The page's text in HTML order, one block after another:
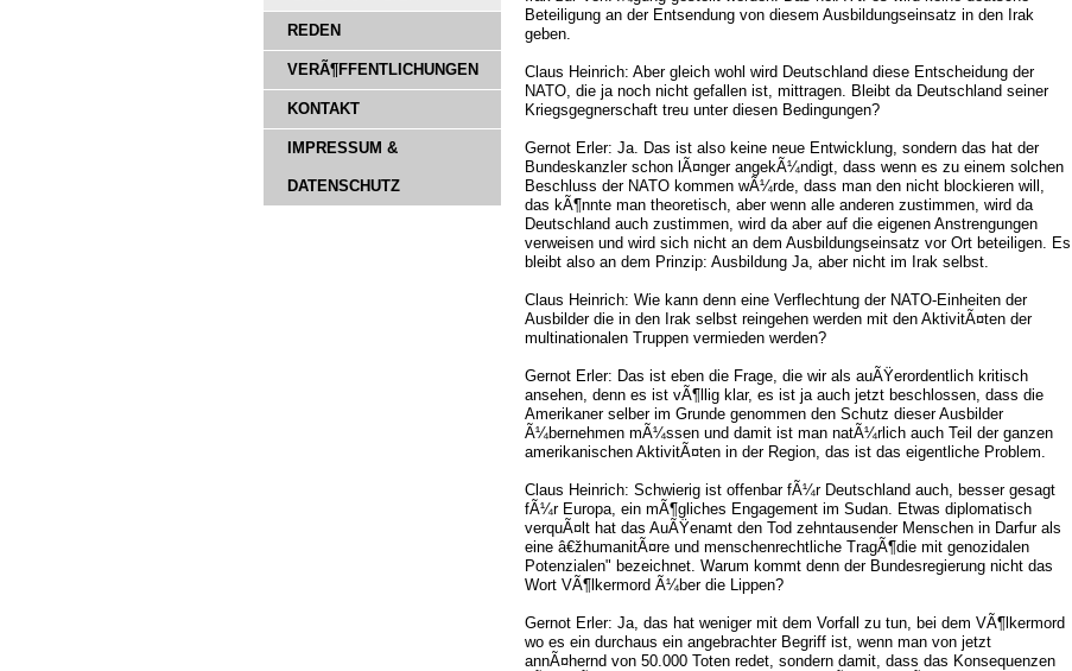
REDEN
VERÃ¶FFENTLICHUNGEN
KONTAKT
IMPRESSUM &
DATENSCHUTZ
Beteiligung an der Entsendung von diesem Ausbildungseinsatz in den Irak
geben.
Claus Heinrich: Aber gleich wohl wird Deutschland diese Entscheidung der
NATO, die ja noch nicht gefallen ist, mittragen. Bleibt da Deutschland seiner
Kriegsgegnerschaft treu unter diesen Bedingungen?
Gernot Erler: Ja. Das ist also keine neue Entwicklung, sondern das hat der
Bundeskanzler schon lÃ¤nger angekÃ¼ndigt, dass wenn es zu einem solchen
Beschluss der NATO kommen wÃ¼rde, dass man den nicht blockieren will,
das kÃ¶nnte man theoretisch, aber wenn alle anderen zustimmen, wird da
Deutschland auch zustimmen, wird da aber auf die eigenen Anstrengungen
verweisen und wird sich nicht an dem Ausbildungseinsatz vor Ort beteiligen. Es
bleibt also an dem Prinzip: Ausbildung Ja, aber nicht im Irak selbst.
Claus Heinrich: Wie kann denn eine Verflechtung der NATO-Einheiten der
Ausbilder die in den Irak selbst reingehen werden mit den AktivitÃ¤ten der
multinationalen Truppen vermieden werden?
Gernot Erler: Das ist eben die Frage, die wir als auÃŸerordentlich kritisch
ansehen, denn es ist vÃ¶llig klar, es ist ja auch jetzt beschlossen, dass die
Amerikaner selber im Grunde genommen den Schutz dieser Ausbilder
Ã¼bernehmen mÃ¼ssen und damit ist man natÃ¼rlich auch Teil der ganzen
amerikanischen AktivitÃ¤ten in der Region, das ist das eigentliche Problem.
Claus Heinrich: Schwierig ist offenbar fÃ¼r Deutschland auch, besser gesagt
fÃ¼r Europa, ein mÃ¶gliches Engagement im Sudan. Etwas diplomatisch
verquÃ¤lt hat das AuÃŸenamt den Tod zehntausender Menschen in Darfur als
eine â€žhumanitÃ¤re und menschenrechtliche TragÃ¶die mit genozidalen
Potenzialen" bezeichnet. Warum kommt denn der Bundesregierung nicht das
Wort VÃ¶lkermord Ã¼ber die Lippen?
Gernot Erler: Ja, das hat weniger mit dem Vorfall zu tun, bei dem VÃ¶lkermord
wo es ein durchaus ein angebrachter Begriff ist, wenn man von jetzt
annÃ¤hernd von 50.000 Toten redet, sondern damit, dass das Konsequenzen